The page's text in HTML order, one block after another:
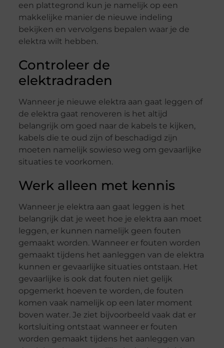
een plattegrond kun je namelijk op een
makkelijke manier de nieuwe indeling
bekijken en vervolgens bepalen waar je de
elektra wilt hebben.
Controleer de
elektradraden
Wanneer je nieuwe elektra aan gaat leggen of
de elektra gaat renoveren is het altijd
belangrijk om goed naar de kabels te kijken,
kabels die te oud zijn of beschadigd zijn
moeten namelijk sowieso weg om gevaarlijke
situaties te voorkomen.
Werk alleen met kennis
Wanneer je elektra aan gaat leggen is het
belangrijk dat je weet hoe je elektra aan moet
leggen, er kunnen namelijk geen fouten
gemaakt worden. Wanneer er fouten worden
gemaakt tijdens het aanleggen van de elektra
kunnen er gevaarlijke situaties ontstaan. Het
gevaarlijke is ook dat fouten niet gelijk
opgemerkt hoeven te worden, de fouten
komen vaak namelijk op een later moment
boven water. Je ziet bijvoorbeeld vaak dat er
kortsluiting ontstaat wanneer er fouten
worden gemaakt tijdens het aanleggen van